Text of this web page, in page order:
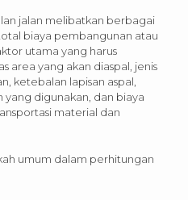
jalan melibatkan berbagai
biaya pembangunan atau
utama yang harus
area yang akan diaspal, jenis
ketebalan lapisan aspal,
digunakan, dan biaya
material dan
umum dalam perhitungan